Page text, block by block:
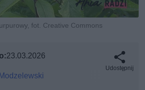
fot. Creative Commons
23.03.2026
Udostępnij